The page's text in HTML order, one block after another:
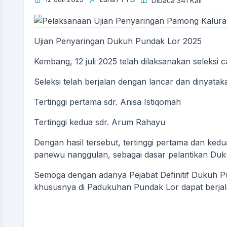
Ujian Penyaringan Dukuh Pundak Lor 2025
Kembang, 12 juli 2025 telah dilaksanakan
Seleksi telah berjalan dengan lancar dan
Tertinggi pertama sdr. Anisa Istiqomah
Tertinggi kedua sdr. Arum Rahayu
Dengan hasil tersebut, tertinggi pertama dan
panewu nanggulan, sebagai dasar pelantikan
Semoga dengan adanya Pejabat Definitif Dukuh
khususnya di Padukuhan Pundak Lor dapat